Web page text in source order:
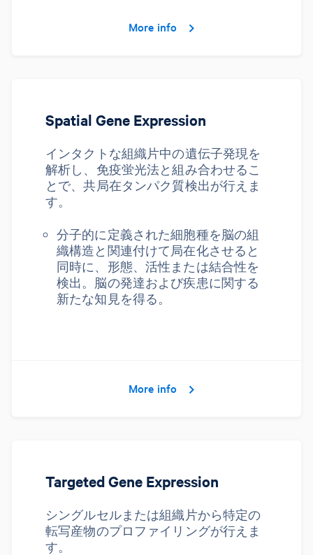
More info
Spatial Gene Expression
インタクトな組織片中の遺伝子発現を
解析し、免疫蛍光法と組み合わせるこ
とで、共局在タンパク質検出が行えま
す。
分子的に定義された細胞種を脳の組
織構造と関連付けて局在化させると
同時に、形態、活性または結合性を
検出。脳の発達および疾患に関する
新たな知見を得る。
More info
Targeted Gene Expression
シングルセルまたは組織片から特定の
転写産物のプロファイリングが行えま
す。